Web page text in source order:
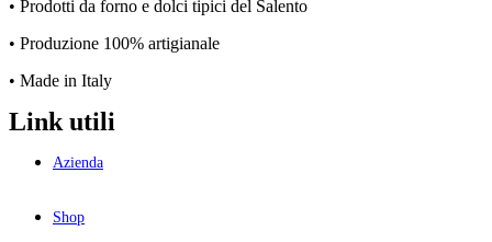
• Prodotti da forno e dolci tipici del Salento
• Produzione 100% artigianale
• Made in Italy
Link utili
Azienda
Shop